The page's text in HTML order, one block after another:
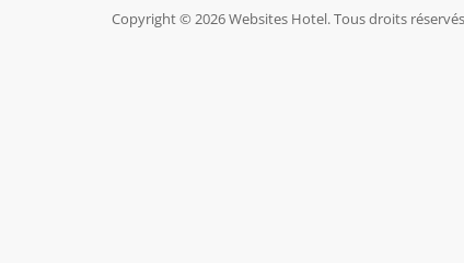
Copyright © 2026 Websites Hotel. Tous droits